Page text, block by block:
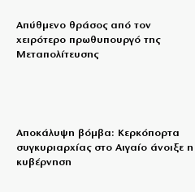
Απύθμενο θράσος από τον
χειρότερο πρωθυπουργό της
Μεταπολίτευσης
Αποκάλυψη βόμβα: Κερκόπορτα
συγκυριαρχίας στο Αιγαίο άνοιξε η
κυβέρνηση